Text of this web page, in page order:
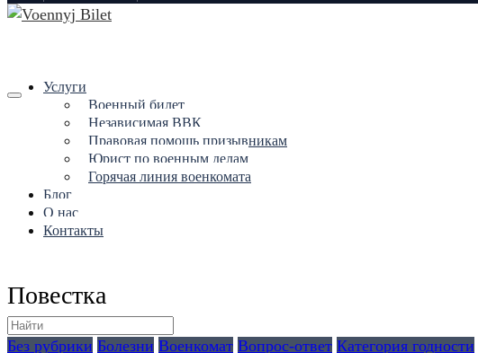
Услуги
Военный билет
Независимая ВВК
Правовая помощь призывникам
Юрист по военным делам
Горячая линия военкомата
Блог
О нас
Контакты
Повестка
Без рубрики Болезни Военкомат Вопрос-ответ Категория годности